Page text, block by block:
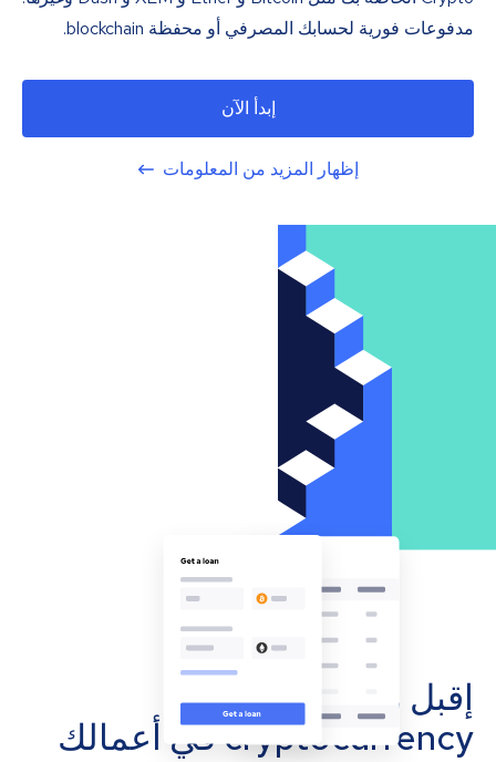
مدفوعات فورية لحسابك المصرفي أو محفظة blockchain.
إبدأ الآن
إظهار المزيد من المعلومات
إقبل مدفوعات
cryptocurrency في أعمالك